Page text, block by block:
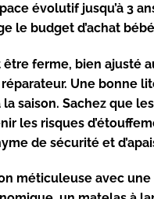
évolutif jusqu’à 3
le budget d’achat
ferme, bien ajusté
Une bonne
saison. Sachez que
les risques
de sécurité et
méticuleuse avec